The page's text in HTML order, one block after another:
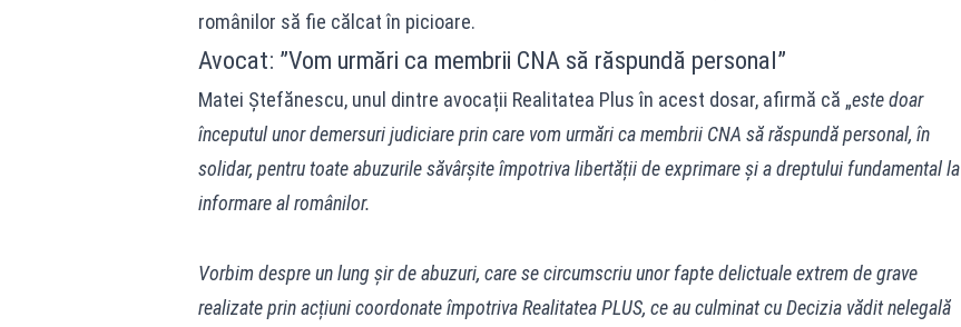
românilor să fie călcat în picioare.
Avocat: ”Vom urmări ca membrii CNA să răspundă personal”
Matei Ștefănescu, unul dintre avocații Realitatea Plus în acest dosar, afirmă că „este doar
începutul unor demersuri judiciare prin care vom urmări ca membrii CNA să răspundă personal, în
solidar, pentru toate abuzurile săvârșite împotriva libertății de exprimare și a dreptului fundamental la
informare al românilor.
Vorbim despre un lung șir de abuzuri, care se circumscriu unor fapte delictuale extrem de grave
realizate prin acțiuni coordonate împotriva Realitatea PLUS, ce au culminat cu Decizia vădit nelegală